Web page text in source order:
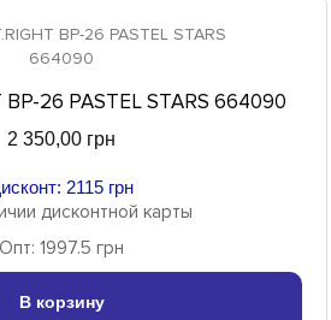
26 PASTEL STARS 664090
2 350,00 грн
2115 грн
дисконтной карты
Опт: 1997.5 грн
В корзину